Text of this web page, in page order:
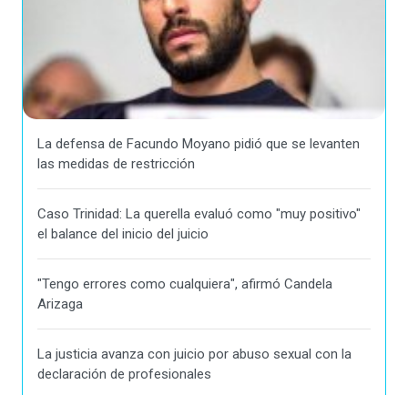
La defensa de Facundo Moyano pidió que se levanten
las medidas de restricción
Caso Trinidad: La querella evaluó como "muy positivo"
el balance del inicio del juicio
"Tengo errores como cualquiera", afirmó Candela
Arizaga
La justicia avanza con juicio por abuso sexual con la
declaración de profesionales